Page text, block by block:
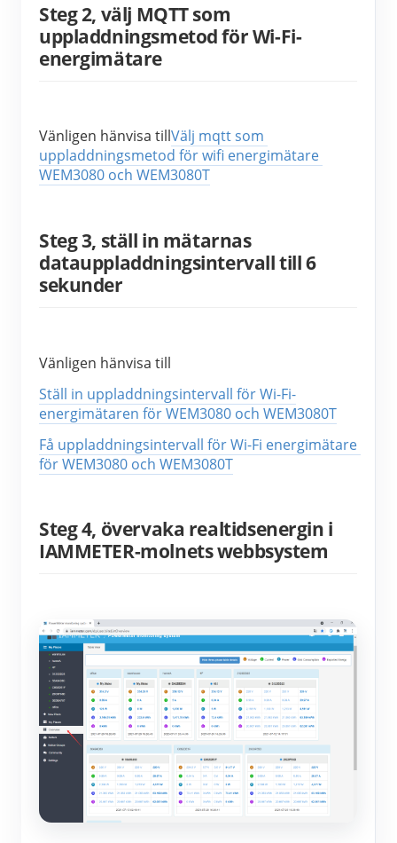
Steg 2, välj MQTT som
uppladdningsmetod för Wi-Fi-
energimätare
Vänligen hänvisa tillVälj mqtt som
uppladdningsmetod för wifi energimätare
WEM3080 och WEM3080T
Steg 3, ställ in mätarnas
datauppladdningsintervall till 6
sekunder
Vänligen hänvisa till
Ställ in uppladdningsintervall för Wi-Fi-
energimätaren för WEM3080 och WEM3080T
Få uppladdningsintervall för Wi-Fi energimätare
för WEM3080 och WEM3080T
Steg 4, övervaka realtidsenergin i
IAMMETER-molnets webbsystem